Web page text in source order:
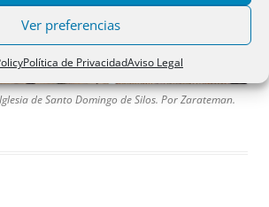
Ver preferencias
Política de PrivacidadAviso Legal
de Santo Domingo de Silos. Por Zarateman.